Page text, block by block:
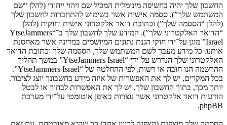
החשבון שלך יהיה בחשיפה מינימלית המכיל שם זיהוי ייחודי (להלן “שם
המשתמש שלך”), ססמה אישית אשר בשימוש להתחברות לחשבון שלך
(להלן “הססמה שלך”) וכתובת דואר אלקטרוני אישית וחוקית (להלן
“הדואר האלקטרוני שלך”). המידע שלך לחשבון שלך ב־“YtseJammers
Israel” מוגן על־ידי חוקי הגנת נתונים המיושמים במדינה אשר מאחסנת
אותנו. כל מידע מעבר לשם המשתמש שלך, הססמה שלך וכתובת הדואר
האלקטרוני שלך הנדרש על־ידי “YtseJammers Israel” במשך תהליך
ההרשמה הנו חובה או רשות, לפי ההחלטה של “YtseJammers Israel”.
בכל המקרים, יש לך את האפשרות של איזה מידע בחשבונך יוצג לציבור.
יותך מכך, בתוך החשבון שלך, יש לך את האפשרות לבחור או לבטל
הודעות דואר אלקטרוני אשר נוצרות באופן אוטומטי על־ידי מערכת
phpBB.